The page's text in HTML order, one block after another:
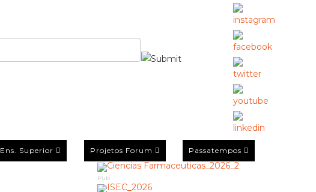
Ens. Superior Projetos Forum Passatempos
Pub